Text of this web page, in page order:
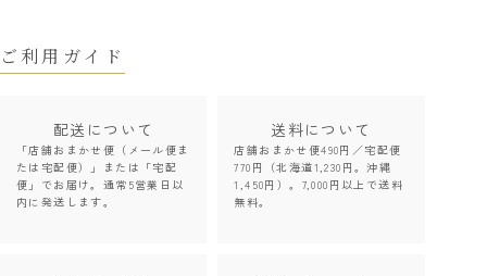
ご利用ガイド
配送について
「店舗おまかせ便（メール便ま
たは宅配便）」または「宅配
便」でお届け。通常5営業日以
内に発送します。
送料について
店舗おまかせ便490円／宅配便
770円（北海道1,230円。沖縄
1,450円）。7,000円以上で送料
無料。